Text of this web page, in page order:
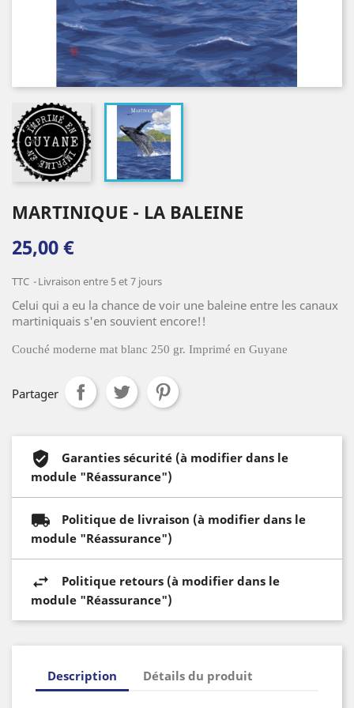
MARTINIQUE - LA BALEINE
25,00 €
TTC Livraison entre 5 et 7 jours
Celui qui a eu la chance de voir une baleine entre les canaux
martiniquais s'en souvient encore!!
Couché moderne mat blanc 250 gr. Imprimé en Guyane
Partager
Garanties sécurité (à modifier dans le
module "Réassurance")
Politique de livraison (à modifier dans le
module "Réassurance")
Politique retours (à modifier dans le
module "Réassurance")
Description Détails du produit